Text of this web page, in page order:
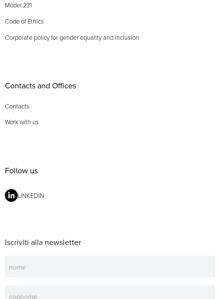
Model 231
Code of Ethics
Corporate policy for gender equality and inclusion
Contacts and Offices
Contacts
Work with us
Follow us
LINKEDIN
Iscriviti alla newsletter